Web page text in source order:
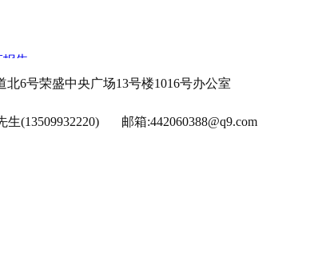
告
泵站电源线路
北6号荣盛中央广场13号楼1016号办公室
(13509932220) 邮箱:442060388@q9.com